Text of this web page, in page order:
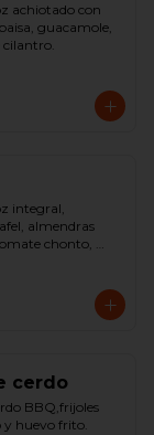
achiotado con
guacamole,
cilantro.
integral,
almendras
chonto,
cerdo
BBQ,frijoles
huevo frito.